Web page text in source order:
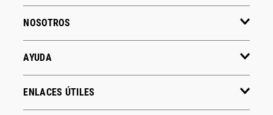
NOSOTROS
AYUDA
ENLACES ÚTILES